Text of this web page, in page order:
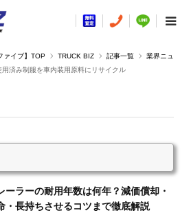
TRUCK BIZ 記事一覧
業界ニュ
済み制服を車内装用原料にリサイクル
ーラーの耐用年数は何年？減価償却・
・長持ちさせるコツまで徹底解説